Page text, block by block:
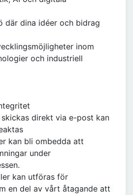
där dina idéer och bidrag
inom
och industriell
direkt via e-post kan
kan bli ombedda att
under
kan utföras för
en del av vårt åtagande att